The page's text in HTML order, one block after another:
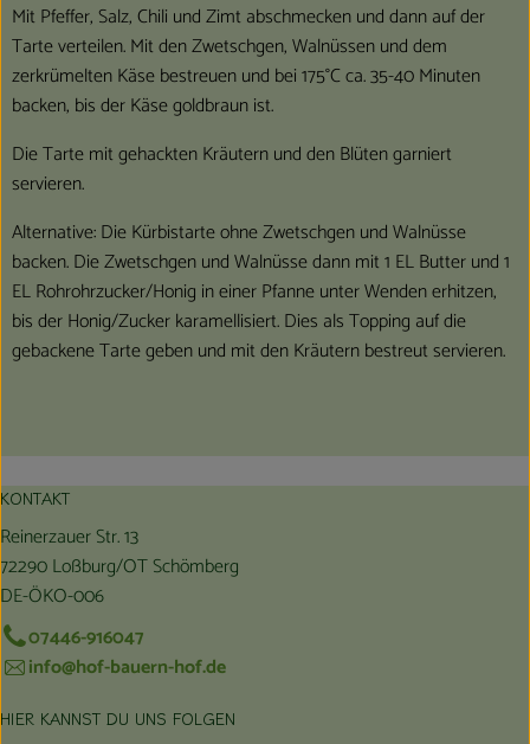
Mit Pfeffer, Salz, Chili und Zimt abschmecken und dann auf der
Tarte verteilen. Mit den Zwetschgen, Walnüssen und dem
zerkrümelten Käse bestreuen und bei 175°C ca. 35-40 Minuten
backen, bis der Käse goldbraun ist.
Die Tarte mit gehackten Kräutern und den Blüten garniert
servieren.
Alternative: Die Kürbistarte ohne Zwetschgen und Walnüsse
backen. Die Zwetschgen und Walnüsse dann mit 1 EL Butter und 1
EL Rohrohrzucker/Honig in einer Pfanne unter Wenden erhitzen,
bis der Honig/Zucker karamellisiert. Dies als Topping auf die
gebackene Tarte geben und mit den Kräutern bestreut servieren.
KONTAKT
Reinerzauer Str. 13
72290 Loßburg/OT Schömberg
DE-ÖKO-006
07446-916047
info@hof-bauern-hof.de
HIER KANNST DU UNS FOLGEN